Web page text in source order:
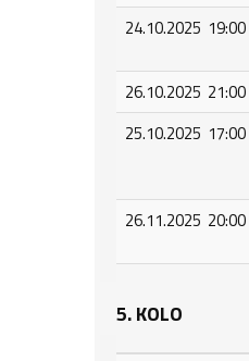
24.10.2025 19:00
26.10.2025 21:00
25.10.2025 17:00
26.11.2025 20:00
5. KOLO